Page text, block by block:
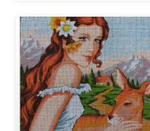
₪ 119.00.
₪ 99.00.